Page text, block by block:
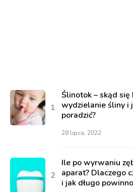
Ślinotok – skąd
wydzielanie śliny i
poradzić?
28 lipca, 2022
Ile po wyrwaniu
aparat? Dlaczego
i jak długo